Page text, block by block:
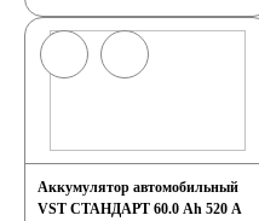
Аккумулятор автомобильный
VST СТАНДАРТ 60.0 Ah 520 A